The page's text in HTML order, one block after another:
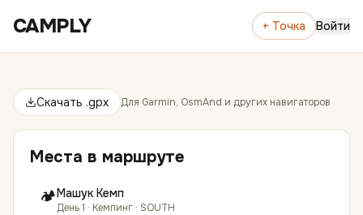
CAMPLY + Точка Войти
Скачать .gpx Для Garmin, OsmAnd и других навигаторов
Места в маршруте
🏕️Машук Кемп
День1 · Кемпинг · SOUTH